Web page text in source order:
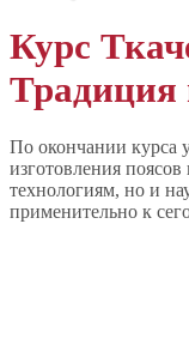
Курс
Традиция
По окончании курса
изготовления
технологиям, но и
применительно к